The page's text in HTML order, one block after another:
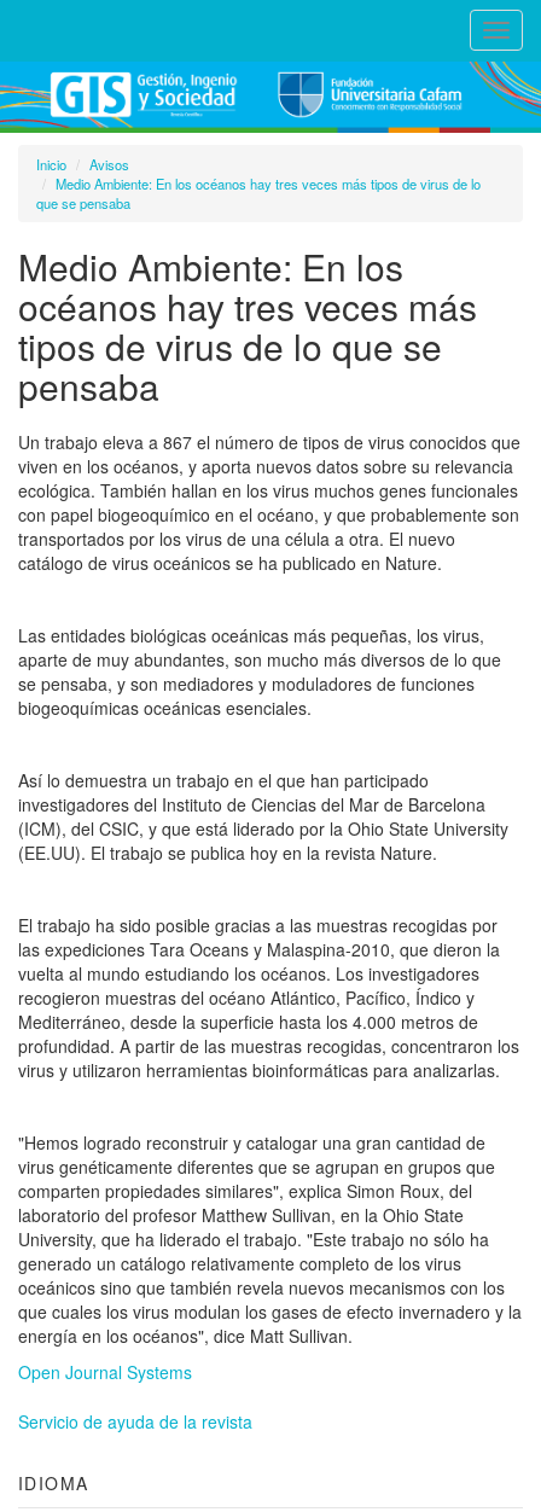
Inicio
Avisos
Medio Ambiente: En los océanos hay tres veces más tipos de virus de lo
que se pensaba
Medio Ambiente: En los
océanos hay tres veces más
tipos de virus de lo que se
pensaba
Un trabajo eleva a 867 el número de tipos de virus conocidos que
viven en los océanos, y aporta nuevos datos sobre su relevancia
ecológica. También hallan en los virus muchos genes funcionales
con papel biogeoquímico en el océano, y que probablemente son
transportados por los virus de una célula a otra. El nuevo
catálogo de virus oceánicos se ha publicado en Nature.
Las entidades biológicas oceánicas más pequeñas, los virus,
aparte de muy abundantes, son mucho más diversos de lo que
se pensaba, y son mediadores y moduladores de funciones
biogeoquímicas oceánicas esenciales.
Así lo demuestra un trabajo en el que han participado
investigadores del Instituto de Ciencias del Mar de Barcelona
(ICM), del CSIC, y que está liderado por la Ohio State University
(EE.UU). El trabajo se publica hoy en la revista Nature.
El trabajo ha sido posible gracias a las muestras recogidas por
las expediciones Tara Oceans y Malaspina-2010, que dieron la
vuelta al mundo estudiando los océanos. Los investigadores
recogieron muestras del océano Atlántico, Pacífico, Índico y
Mediterráneo, desde la superficie hasta los 4.000 metros de
profundidad. A partir de las muestras recogidas, concentraron los
virus y utilizaron herramientas bioinformáticas para analizarlas.
"Hemos logrado reconstruir y catalogar una gran cantidad de
virus genéticamente diferentes que se agrupan en grupos que
comparten propiedades similares", explica Simon Roux, del
laboratorio del profesor Matthew Sullivan, en la Ohio State
University, que ha liderado el trabajo. "Este trabajo no sólo ha
generado un catálogo relativamente completo de los virus
oceánicos sino que también revela nuevos mecanismos con los
que cuales los virus modulan los gases de efecto invernadero y la
energía en los océanos", dice Matt Sullivan.
Open Journal Systems
Servicio de ayuda de la revista
IDIOMA